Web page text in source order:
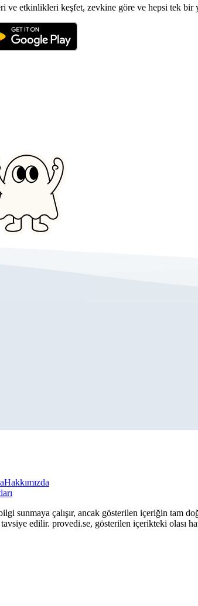
ve etkinlikleri keşfet, zevkine göre ve hepsi tek bir
Hakkımızda
sunmaya çalışır, ancak gösterilen içeriğin tam
tavsiye edilir. provedi.se, gösterilen içerikteki olası